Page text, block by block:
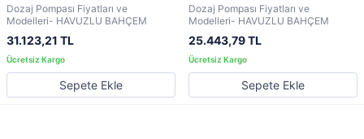
Dozaj Pompası Fiyatları ve
Modelleri- HAVUZLU BAHÇEM
31.123,21 TL
Sepete Ekle
Dozaj Pompası Fiyatları ve
Modelleri- HAVUZLU BAHÇEM
25.443,79 TL
Sepete Ekle